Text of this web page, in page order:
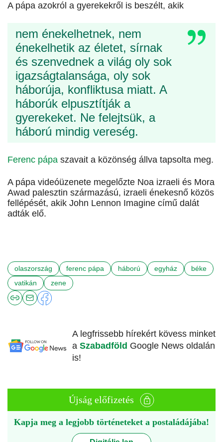
A pápa azokról a gyerekekről is beszélt, akik
nem énekelhetnek, nem
énekelhetik az életet, sírnak
és szenvednek a világ oly sok
igazságtalansága, oly sok
háborúja, konfliktusa miatt. A
háborúk elpusztítják a
gyerekeket. Ne felejtsük, a
háború mindig vereség.
Ferenc pápa szavait a közönség állva tapsolta meg.
A pápa videóüzenete megelőzte Noa izraeli és Mora
Awad palesztin származású, izraeli énekesnő közös
fellépését, akik John Lennon Imagine című dalát
adták elő.
olaszország ferenc pápa háború egyház
béke
vatikán
zene
A legfrissebb hírekért kövess minket
a Szabadföld Google News oldalán
is!
Újság előfizetés
Kapja meg a legjobb történeteket a postaládájába!